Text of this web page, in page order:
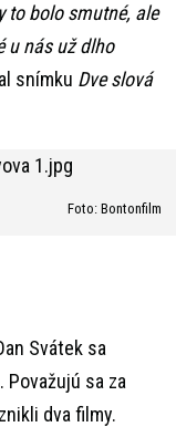
to bolo smutné, ale
u nás už dlho
snímku Dve slová
Foto: Bontonfilm
Svátek sa
sa za
dva filmy.